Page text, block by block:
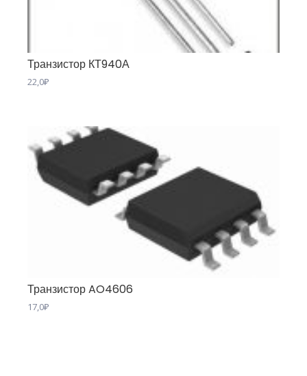
Транзистор КТ940А
22,0₽
Транзистор AO4606
17,0₽